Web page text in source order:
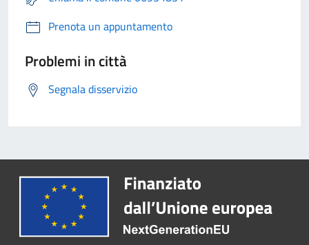
Prenota un appuntamento
Problemi in città
Segnala disservizio